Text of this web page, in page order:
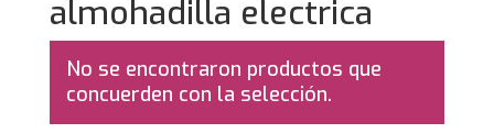
almohadilla electrica
No se encontraron productos que
concuerden con la selección.